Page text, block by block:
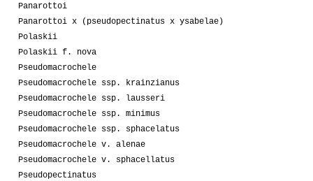
Panarottoi
Panarottoi x (pseudopectinatus x ysabelae)
Polaskii
Polaskii f. nova
Pseudomacrochele
Pseudomacrochele ssp. krainzianus
Pseudomacrochele ssp. lausseri
Pseudomacrochele ssp. minimus
Pseudomacrochele ssp. sphacelatus
Pseudomacrochele v. alenae
Pseudomacrochele v. sphacellatus
Pseudopectinatus